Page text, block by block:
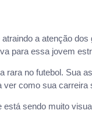
a atenção
para essa jovem
rara no futebol. Sua
como sua
sendo muito